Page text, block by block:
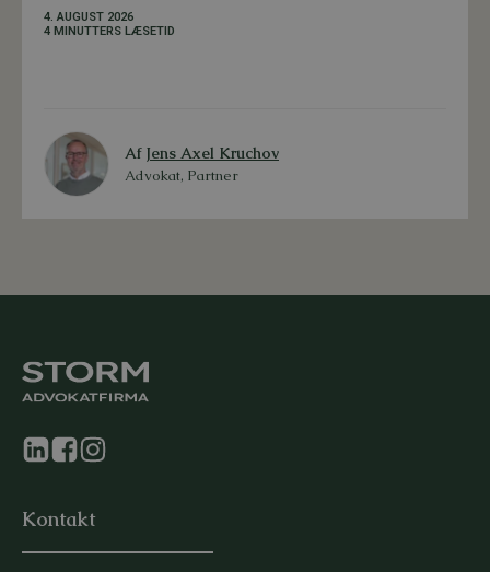
4. AUGUST 2026
4 MINUTTERS LÆSETID
Af Jens Axel Kruchov
Advokat, Partner
Kontakt